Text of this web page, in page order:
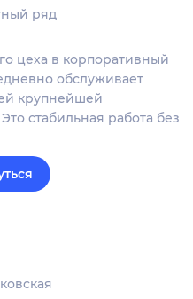
ряд
цеха в корпоративный
обслуживает
крупнейшей
стабильная работа без